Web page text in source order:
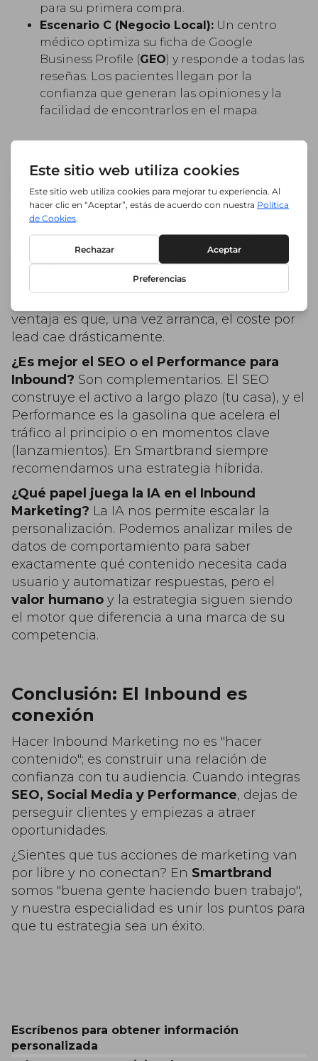
para su primera compra.
Escenario C (Negocio Local): Un centro
médico optimiza su ficha de Google
Business Profile (GEO) y responde a todas las
reseñas. Los pacientes llegan por la
confianza que generan las opiniones y la
facilidad de encontrarlos en el mapa.
Preguntas Frecuentes (FAQ)
¿Cuánto tiempo tarda en funcionar una
estrategia de Inbound?El Inbound es una
carrera de fondo, no un sprint. Aunque el
Performance (Ads)
puede dar resultados
inmediatos, la verdadera potencia del
Inbound (el tráfico orgánico y la autoridad)
ventaja es que, una vez arranca, el coste por
lead cae drásticamente.
¿Es mejor el SEO o el Performance para
Inbound? Son complementarios. El SEO
construye el activo a largo plazo (tu casa), y el
Performance es la gasolina que acelera el
tráfico al principio o en momentos clave
(lanzamientos). En Smartbrand siempre
recomendamos una estrategia híbrida.
¿Qué papel juega la IA en el Inbound
Marketing? La IA nos permite escalar la
personalización. Podemos analizar miles de
datos de comportamiento para saber
exactamente qué contenido necesita cada
usuario y automatizar respuestas, pero el
valor humano y la estrategia siguen siendo
el motor que diferencia a una marca de su
competencia.
Conclusión: El Inbound es
conexión
Hacer Inbound Marketing no es "hacer
contenido"; es construir una relación de
confianza con tu audiencia. Cuando integras
SEO, Social Media y Performance, dejas de
perseguir clientes y empiezas a atraer
oportunidades.
¿Sientes que tus acciones de marketing van
por libre y no conectan? En Smartbrand
somos "buena gente haciendo buen trabajo",
y nuestra especialidad es unir los puntos para
que tu estrategia sea un éxito.
Escríbenos para obtener información
personalizada